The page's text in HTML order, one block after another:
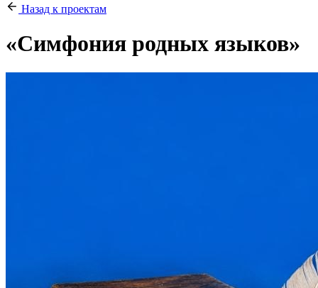
Назад к проектам
«Симфония родных языков»